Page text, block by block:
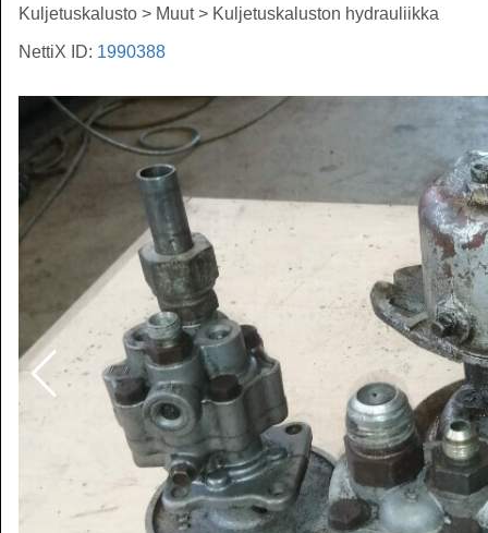
Kuljetuskalusto > Muut > Kuljetuskaluston hydrauliikka
NettiX ID: 1990388